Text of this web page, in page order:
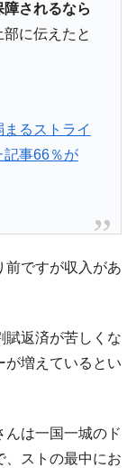
されるなら
部に伝えたと
まるストライ
事66％が
前ですが収入があ
賦返済が苦しくな
が増えているとい
んは一国一城のド
、ストの最中にお